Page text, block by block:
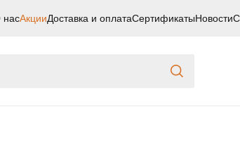
насАкцииДоставка и оплатаСертификатыНовости